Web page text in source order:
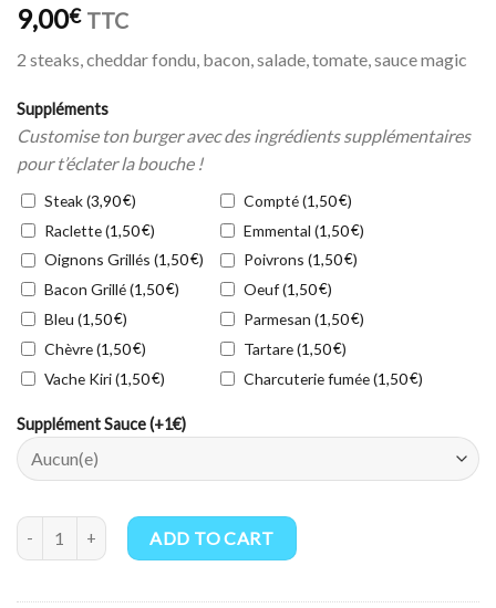
9,00€ TTC
2 steaks, cheddar fondu, bacon, salade, tomate, sauce magic
Suppléments
Customise ton burger avec des ingrédients supplémentaires
pour t’éclater la bouche !
Steak (3,90€) Compté (1,50€)
Raclette (1,50€) Emmental (1,50€)
Oignons Grillés (1,50€) Poivrons (1,50€)
Bacon Grillé (1,50€) Oeuf (1,50€)
Bleu (1,50€) Parmesan (1,50€)
Chèvre (1,50€) Tartare (1,50€)
Vache Kiri (1,50€) Charcuterie fumée (1,50€)
Supplément Sauce (+1€)
Le Magic quantity ADD TO CART